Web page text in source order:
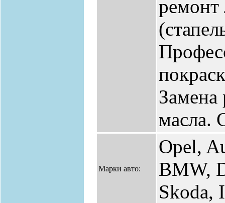
Замена
масла.
Марки авто:
Opel,
BMW,
Skoda,